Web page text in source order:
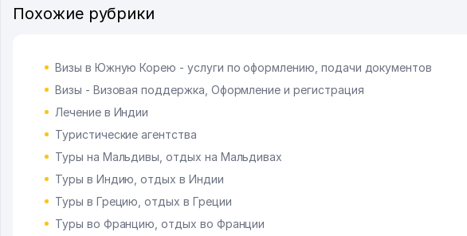
Похожие рубрики
Визы в Южную Корею - услуги по оформлению, подачи документов
Визы - Визовая поддержка, Оформление и регистрация
Лечение в Индии
Туристические агентства
Туры на Мальдивы, отдых на Мальдивах
Туры в Индию, отдых в Индии
Туры в Грецию, отдых в Греции
Туры во Францию, отдых во Франции